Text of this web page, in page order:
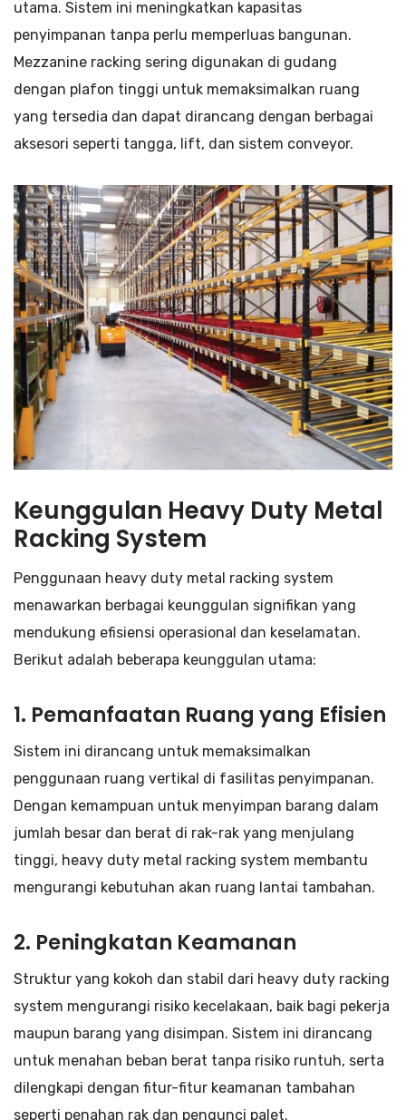
utama. Sistem ini meningkatkan kapasitas
penyimpanan tanpa perlu memperluas bangunan.
Mezzanine racking sering digunakan di gudang
dengan plafon tinggi untuk memaksimalkan ruang
yang tersedia dan dapat dirancang dengan berbagai
aksesori seperti tangga, lift, dan sistem conveyor.
Keunggulan Heavy Duty Metal
Racking System
Penggunaan heavy duty metal racking system
menawarkan berbagai keunggulan signifikan yang
mendukung efisiensi operasional dan keselamatan.
Berikut adalah beberapa keunggulan utama:
1. Pemanfaatan Ruang yang Efisien
Sistem ini dirancang untuk memaksimalkan
penggunaan ruang vertikal di fasilitas penyimpanan.
Dengan kemampuan untuk menyimpan barang dalam
jumlah besar dan berat di rak-rak yang menjulang
tinggi, heavy duty metal racking system membantu
mengurangi kebutuhan akan ruang lantai tambahan.
2. Peningkatan Keamanan
Struktur yang kokoh dan stabil dari heavy duty racking
system mengurangi risiko kecelakaan, baik bagi pekerja
maupun barang yang disimpan. Sistem ini dirancang
untuk menahan beban berat tanpa risiko runtuh, serta
dilengkapi dengan fitur-fitur keamanan tambahan
seperti penahan rak dan pengunci palet.